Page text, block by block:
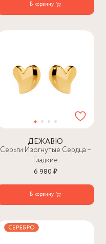
В корзину
ДЕЖАВЮ
Серьги Изогнутые Сердца –
Гладкие
6 980 ₽
В корзину